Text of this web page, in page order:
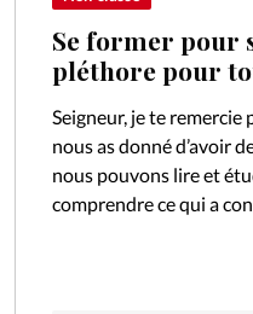
Se former pour
pléthore pour
Seigneur, je te
nous as donné d’avoir
nous pouvons lire et
comprendre ce qui a